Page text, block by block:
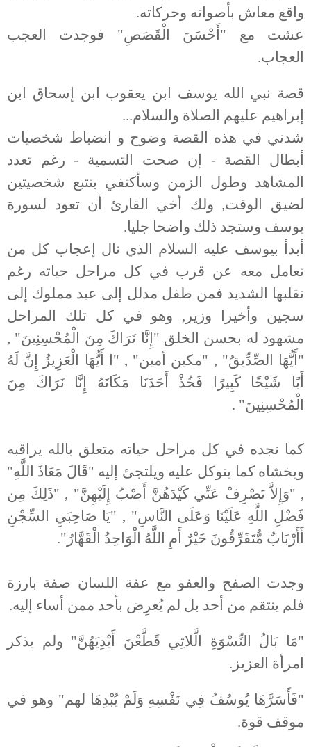
واقع معاش بأصواته وحركاته.
عشت مع "أَحْسَنَ الْقَصَصِ" فوجدت العجب
العجاب.
قصة نبي الله يوسف ابن يعقوب ابن إسحاق ابن
إبراهيم عليهم الصلاة والسلام...
شدني في هذه القصة وضوح و انضباط شخصيات
أبطال القصة - إن صحت التسمية - رغم تعدد
المشاهد وطول الزمن وسأكتفي بتتبع شخصيتين
لضيق الوقت, ولك أخي القارئ أن تعود لسورة
يوسف وستجد ذلك واضحا جليا.
أبدأ بيوسف عليه السلام الذي نال إعجاب كل من
تعامل معه عن قرب في كل مراحل حياته رغم
تقلبها الشديد فمن طفل مدلل إلى عبد مملوك إلى
سجين وأخيرا وزير, وهو في كل تلك المراحل
مشهود له بحسن الخلق "إِنَّا نَرَاكَ مِنَ الْمُحْسِنِينَ" ,
"أَيُّهَا الصِّدِّيقُ" , "مكين أمين" , "ا أَيُّهَا الْعَزِيزُ إِنَّ لَهُ
أَبًا شَيْخًا كَبِيرًا فَخُذْ أَحَدَنَا مَكَانَهُ إِنَّا نَرَاكَ مِنَ
الْمُحْسِنِينَ" .
كما نجده في كل مراحل حياته متعلق بالله يراقبه
ويخشاه كما يتوكل عليه ويلتجئ إليه "قَالَ مَعَاذَ اللَّهِ"
, "وَإِلاَّ تَصْرِفْ عَنِّي كَيْدَهُنَّ أَصْبُ إِلَيْهِنَّ" , "ذَلِكَ مِن
فَضْلِ اللَّهِ عَلَيْنَا وَعَلَى النَّاسِ" , "يَا صَاحِبَيِ السِّجْنِ
أَأَرْبَابٌ مُّتَفَرِّقُونَ خَيْرٌ أَمِ اللَّهُ الْوَاحِدُ الْقَهَّارُ".
وجدت الصفح والعفو مع عفة اللسان صفة بارزة
فلم ينتقم من أحد بل لم يُعرِض بأحد ممن أساء إليه.
"مَا بَالُ النِّسْوَةِ الَّلاتِي قَطَّعْنَ أَيْدِيَهُنَّ" ولم يذكر
امرأة العزيز.
"فَأَسَرَّهَا يُوسُفُ فِي نَفْسِهِ وَلَمْ يُبْدِهَا لهم" وهو في
موقف قوة.